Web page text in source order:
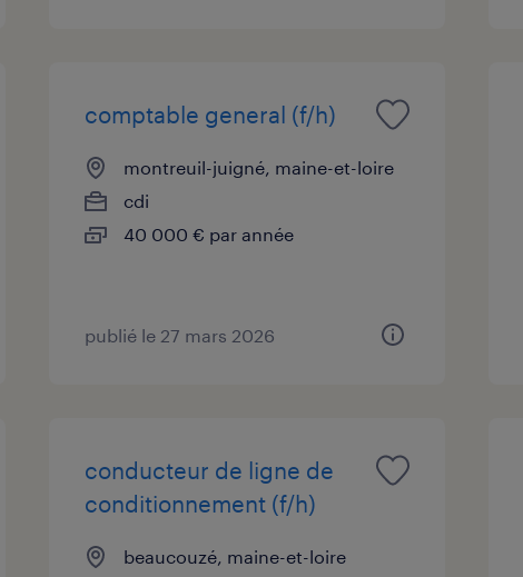
comptable general (f/h)
montreuil-juigné, maine-et-loire
cdi
40 000 € par année
publié le 27 mars 2026
conducteur de ligne de
conditionnement (f/h)
beaucouzé, maine-et-loire